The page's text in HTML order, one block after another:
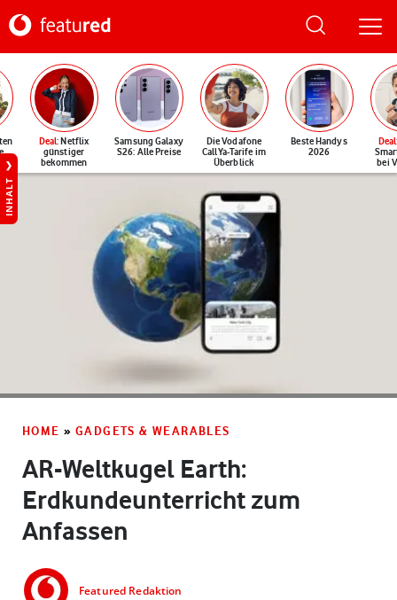
Deal: Netflix
günstiger
bekommen
Samsung Galaxy
S26: Alle Preise
Die Vodafone
CallYa-Tarife im
Überblick
Beste Handys
2026
Deal
bei
INHALT
HOME » GADGETS & WEARABLES
AR-Weltkugel Earth:
Erdkundeunterricht zum
Anfassen
Featured Redaktion